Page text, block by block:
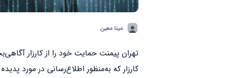
مینا معین
کارزار که به‌منظور اطلاع‌رسانی در مورد